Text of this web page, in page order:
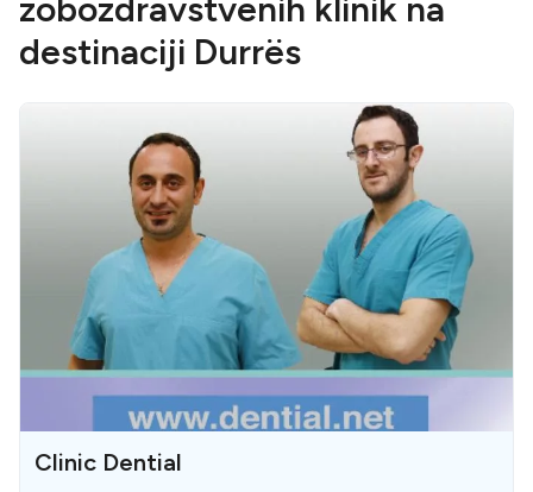
zobozdravstvenih klinik na
destinaciji Durrës
Clinic Dential